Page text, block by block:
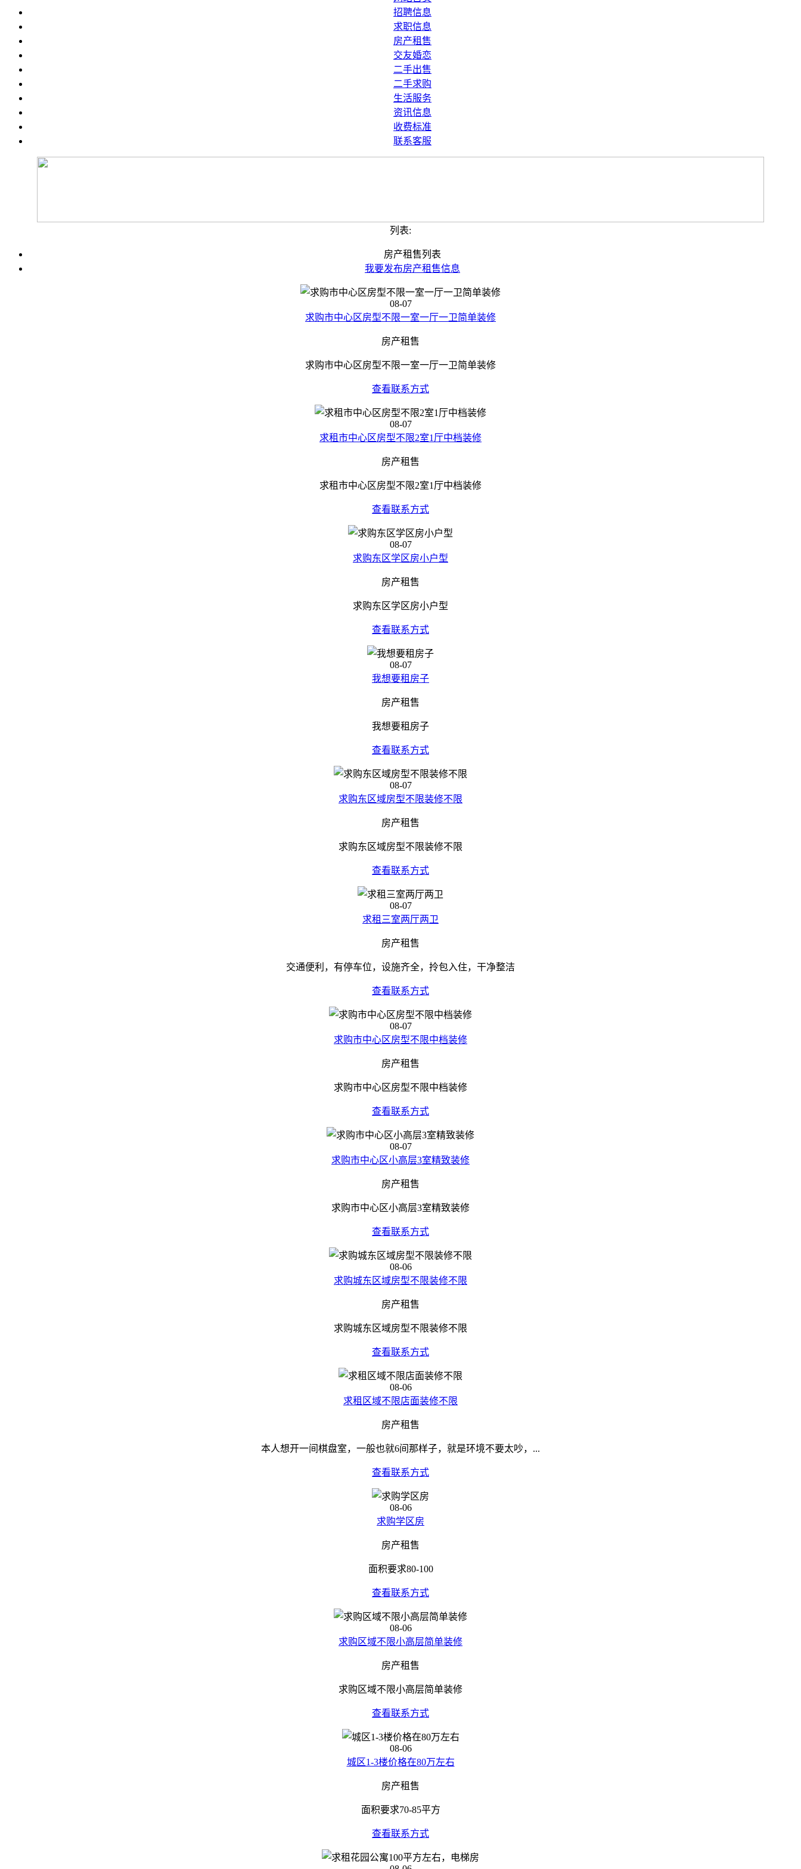
招聘信息
求职信息
房产租售
交友婚恋
二手出售
二手求购
生活服务
资讯信息
收费标准
联系客服
列表:
房产租售列表
我要发布房产租售信息
08-07
求购市中心区房型不限一室一厅一卫简单装修
房产租售
求购市中心区房型不限一室一厅一卫简单装修
查看联系方式
08-07
求租市中心区房型不限2室1厅中档装修
房产租售
求租市中心区房型不限2室1厅中档装修
查看联系方式
08-07
求购东区学区房小户型
房产租售
求购东区学区房小户型
查看联系方式
08-07
我想要租房子
房产租售
我想要租房子
查看联系方式
08-07
求购东区域房型不限装修不限
房产租售
求购东区域房型不限装修不限
查看联系方式
08-07
求租三室两厅两卫
房产租售
交通便利，有停车位，设施齐全，拎包入住，干净整洁
查看联系方式
08-07
求购市中心区房型不限中档装修
房产租售
求购市中心区房型不限中档装修
查看联系方式
08-07
求购市中心区小高层3室精致装修
房产租售
求购市中心区小高层3室精致装修
查看联系方式
08-06
求购城东区域房型不限装修不限
房产租售
求购城东区域房型不限装修不限
查看联系方式
08-06
求租区域不限店面装修不限
房产租售
本人想开一间棋盘室，一般也就6间那样子，就是环境不要太吵，...
查看联系方式
08-06
求购学区房
房产租售
面积要求80-100
查看联系方式
08-06
求购区域不限小高层简单装修
房产租售
求购区域不限小高层简单装修
查看联系方式
08-06
城区1-3楼价格在80万左右
房产租售
面积要求70-85平方
查看联系方式